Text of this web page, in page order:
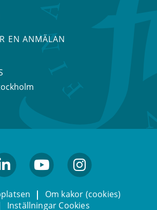
EN ANMÄLAN
Om kakor (cookies)
Inställningar Cookies